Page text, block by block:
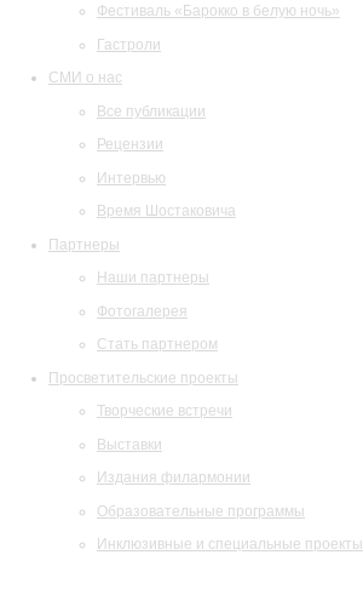
Фестиваль «Барокко в белую ночь»
Гастроли
СМИ о нас
Все публикации
Рецензии
Интервью
Время Шостаковича
Партнеры
Наши партнеры
Фотогалерея
Стать партнером
Просветительские проекты
Творческие встречи
Выставки
Издания филармонии
Образовательные программы
Инклюзивные и специальные проекты